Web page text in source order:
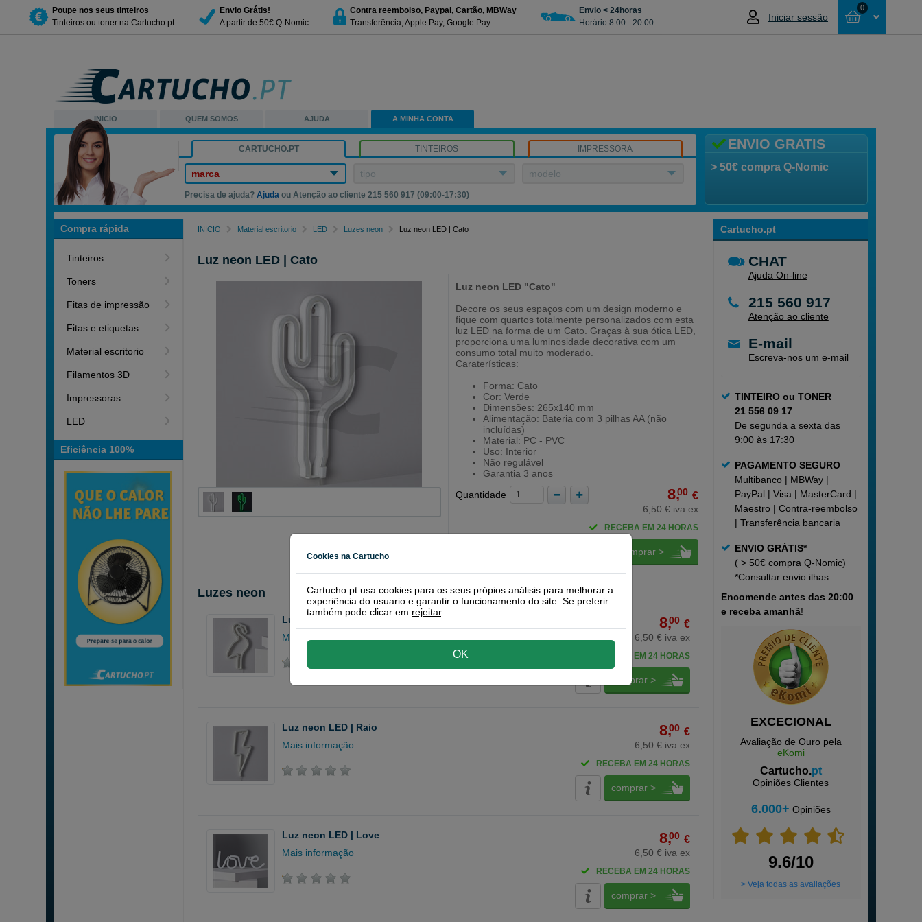
Poupe nos seus tinteiros
Tinteiros ou toner na Cartucho.pt
Envio Grátis!
A partir de 50€ Q-Nomic
Contra reembolso, Paypal, Cartão, MBWay
Transferência, Apple Pay, Google Pay
Envio < 24horas
Horário 8:00 - 20:00
Iniciar sessão
0
INICIO QUEM SOMOS AJUDA A MINHA CONTA
ENVIO GRATIS
> 50€ compra Q-Nomic
CARTUCHO.PT TINTEIROS IMPRESSORA
marca tipo modelo
Precisa de ajuda?Ajuda ou Atenção ao cliente 215 560 917 (09:00-17:30)
Compra rápida
Tinteiros
Toners
Fitas de impressão
Fitas e etiquetas
Material escritorio
Filamentos 3D
Impressoras
LED
Eficiência 100%
Cartucho.pt
CHAT
Ajuda On-line
215 560 917
Atenção ao cliente
E-mail
Escreva-nos um e-mail
TINTEIRO ou TONER
21 556 09 17
De segunda a sexta das
9:00 às 17:30
PAGAMENTO SEGURO
Multibanco | MBWay |
PayPal | Visa | MasterCard |
Maestro | Contra-reembolso
| Transferência bancaria
ENVIO GRÁTIS*
( > 50€ compra Q-Nomic)
*Consultarenvio ilhas
Encomende antes das 20:00
e receba amanhã!
EXCECIONAL
Avaliação de Ouro pela
eKomi
Cartucho.pt
Opiniões Clientes
6.000+ Opiniões
9.6/10
> Veja todas as avaliações
INICIO Material escritorio LED Luzes neon Luz neon LED | Cato
Luz neon LED | Cato
Luz neon LED "Cato"
Decore os seus espaços com um design moderno e
fique com quartos totalmente personalizados com esta
luz LED na forma de um Cato. Graças à sua ótica LED,
proporciona uma luminosidade decorativa com um
consumo total muito moderado.
Caraterísticas:
Forma: Cato
Cor: Verde
Dimensões: 265x140 mm
Alimentação: Bateria com 3 pilhas AA (não
incluídas)
Material: PC - PVC
Uso: Interior
Não regulável
Garantia 3 anos
Quantidade
8,00 €
6,50 € iva ex
RECEBA EM 24 HORAS
comprar >
Luzes neon
Luz neon LED | Flamingo
Mais informação
8,00 €
6,50 € iva ex
RECEBA EM 24 HORAS
comprar >
Luz neon LED | Raio
Mais informação
8,00 €
6,50 € iva ex
RECEBA EM 24 HORAS
comprar >
Luz neon LED | Love
Mais informação
8,00 €
6,50 € iva ex
RECEBA EM 24 HORAS
comprar >
Cookies na Cartucho
Cartucho.pt usa cookies para os seus própios análisis para melhorar a
experiência do usuario e garantir o funcionamento do site. Se preferir
também pode clicar em rejeitar.
OK